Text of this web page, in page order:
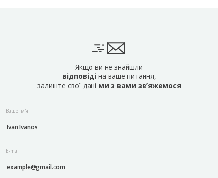
Якщо ви не знайшли
відповіді на ваше питання,
залиште свої дані ми з вами зв’яжемося
Ваше ім'я
E-mail